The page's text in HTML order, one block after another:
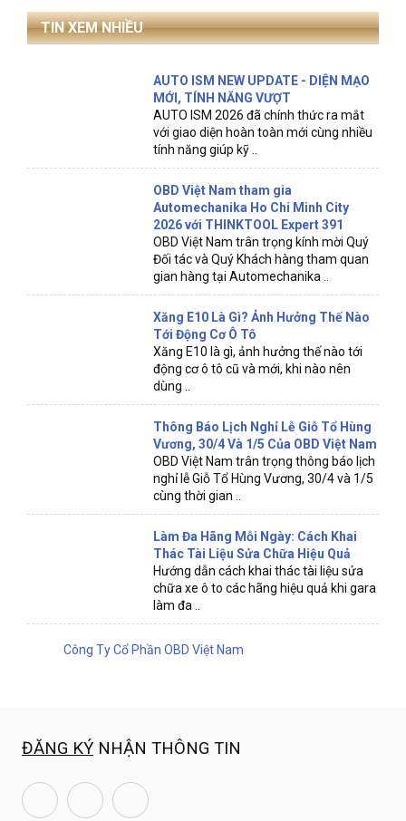
TIN XEM NHIỀU
AUTO ISM NEW UPDATE - DIỆN MẠO
MỚI, TÍNH NĂNG VƯỢT
AUTO ISM 2026 đã chính thức ra mắt
với giao diện hoàn toàn mới cùng nhiều
tính năng giúp kỹ ..
OBD Việt Nam tham gia
Automechanika Ho Chi Minh City
2026 với THINKTOOL Expert 391
OBD Việt Nam trân trọng kính mời Quý
Đối tác và Quý Khách hàng tham quan
gian hàng tại Automechanika ..
Xăng E10 Là Gì? Ảnh Hưởng Thế Nào
Tới Động Cơ Ô Tô
Xăng E10 là gì, ảnh hưởng thế nào tới
động cơ ô tô cũ và mới, khi nào nên
dùng ..
Thông Báo Lịch Nghỉ Lễ Giỗ Tổ Hùng
Vương, 30/4 Và 1/5 Của OBD Việt Nam
OBD Việt Nam trân trọng thông báo lịch
nghỉ lễ Giỗ Tổ Hùng Vương, 30/4 và 1/5
cùng thời gian ..
Làm Đa Hãng Mỗi Ngày: Cách Khai
Thác Tài Liệu Sửa Chữa Hiệu Quả
Hướng dẫn cách khai thác tài liệu sửa
chữa xe ô to các hãng hiệu quả khi gara
làm đa ..
Công Ty Cổ Phần OBD Việt Nam
ĐĂNG KÝ NHẬN THÔNG TIN